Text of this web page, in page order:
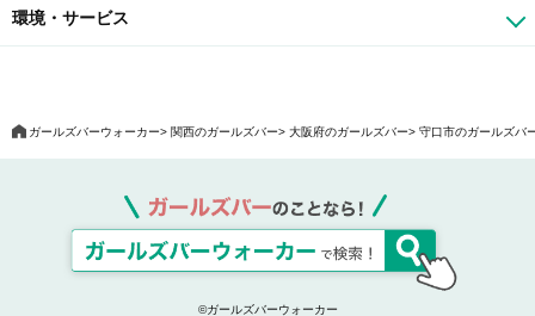
環境・サービス
ガールズバーウォーカー 関西のガールズバー 大阪府のガールズバー 守口市のガールズバ
©ガールズバーウォーカー